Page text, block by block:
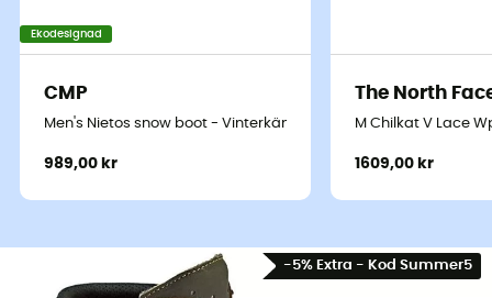
Ekodesignad
CMP
Men's Nietos snow boot - Vinterkängor - Herr
989,00 kr
The North
M Chilkat V Lace
1609,00 kr
-5% Extra - Kod Summer5